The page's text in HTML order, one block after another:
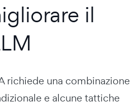
il
richiede una combinazione
e alcune tattiche